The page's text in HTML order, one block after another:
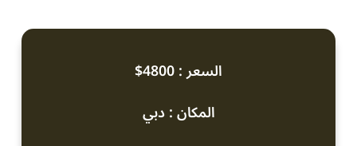
السعر : 4800$
المكان : دبي